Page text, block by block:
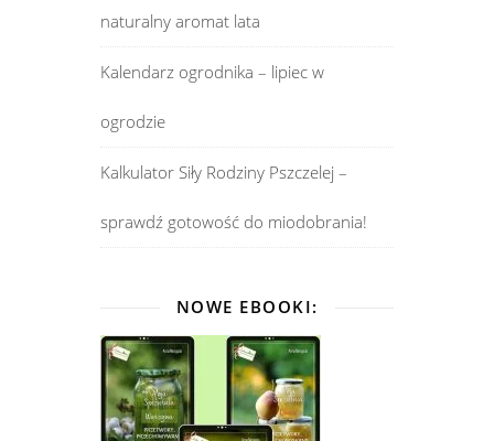
naturalny aromat lata
Kalendarz ogrodnika – lipiec w
ogrodzie
Kalkulator Siły Rodziny Pszczelej –
sprawdź gotowość do miodobrania!
NOWE EBOOKI: